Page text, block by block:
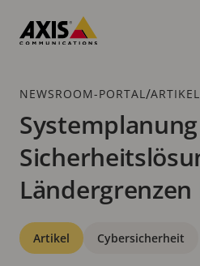
Hauptinhalt
springen
Breadcrumb
NEWSROOM-PORTAL /ARTIKEL
Kategorien
Artikel Cybersicherheit